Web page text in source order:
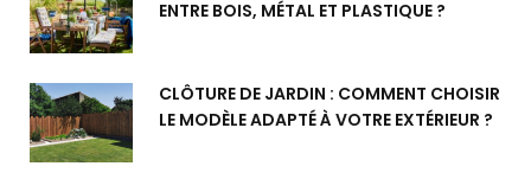
ENTRE BOIS, MÉTAL ET PLASTIQUE ?
CLÔTURE DE JARDIN : COMMENT CHOISIR
LE MODÈLE ADAPTÉ À VOTRE EXTÉRIEUR ?